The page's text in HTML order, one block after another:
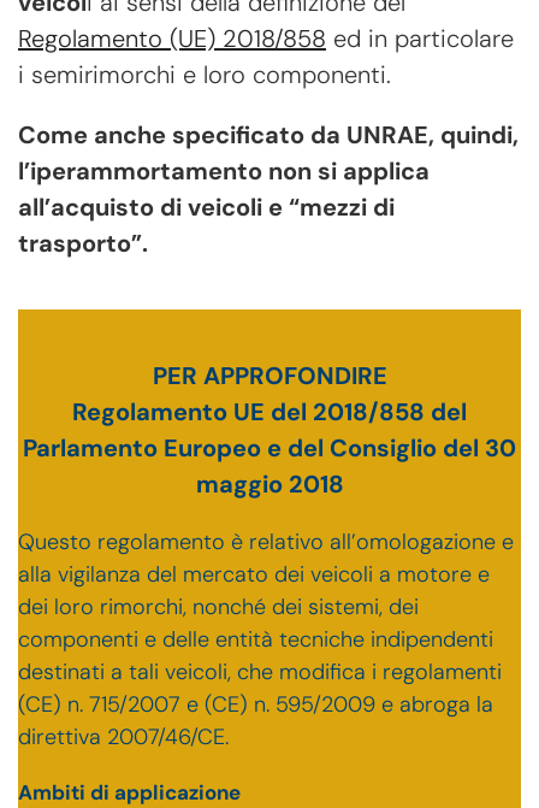
Regolamento (UE) 2018/858 ed in particolare
i semirimorchi e loro componenti.
Come anche specificato da UNRAE, quindi,
l’iperammortamento non si applica
all’acquisto di veicoli e “mezzi di
trasporto”.
PER APPROFONDIRE
Regolamento UE del 2018/858 del
Parlamento Europeo e del Consiglio del 30
maggio 2018
Questo regolamento è relativo all’omologazione e
alla vigilanza del mercato dei veicoli a motore e
dei loro rimorchi, nonché dei sistemi, dei
componenti e delle entità tecniche indipendenti
destinati a tali veicoli, che modifica i regolamenti
(CE) n. 715/2007 e (CE) n. 595/2009 e abroga la
direttiva 2007/46/CE.
Ambiti di applicazione